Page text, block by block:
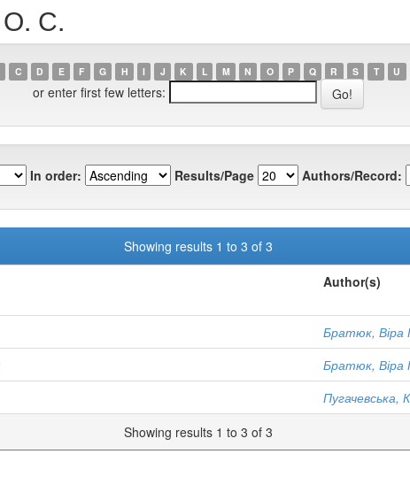
О. С.
C D E F G H I J K L M N O P Q R S T U
or enter first few letters:
In order: Results/Page Authors/Record:
Showing results 1 to 3 of 3
Author(s)
Братюк, Віра
Братюк, Віра
Пугачевська,
Showing results 1 to 3 of 3